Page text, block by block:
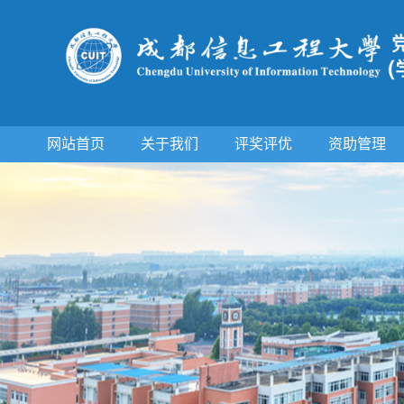
网站首页 关于我们 评奖评优 资助管理